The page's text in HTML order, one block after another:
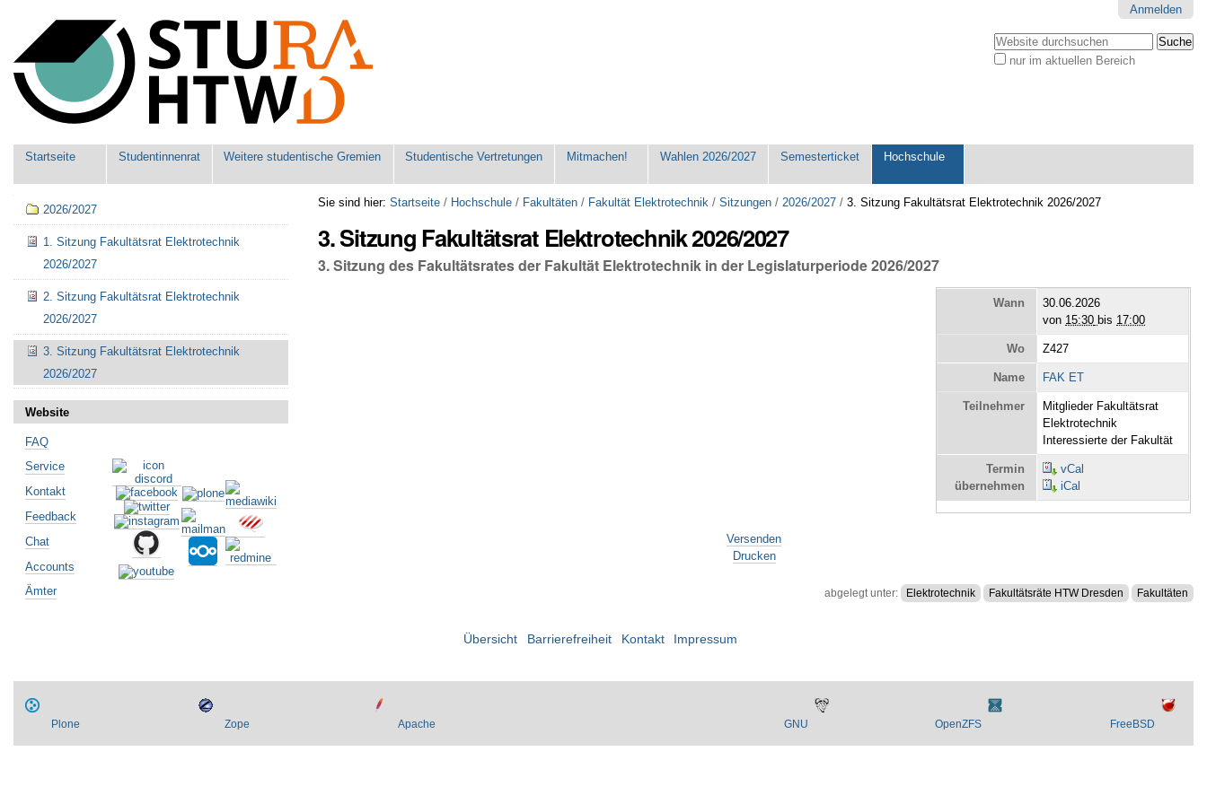
Werkzeuge
Anmelden
Website durchsuchen
nur im aktuellen Bereich
Sektionen
Startseite Studentinnenrat Weitere studentische Gremien Studentische Vertretungen Mitmachen! Wahlen 2026/2027 Semesterticket Hochschule
Sie sind hier: Startseite / Hochschule / Fakultäten / Fakultät Elektrotechnik /Sitzungen /2026/2027 /3. Sitzung Fakultätsrat Elektrotechnik 2026/2027
3. Sitzung Fakultätsrat Elektrotechnik 2026/2027
3. Sitzung des Fakultätsrates der Fakultät Elektrotechnik in der Legislaturperiode 2026/2027
Wann
30.06.2026
von 15:30 bis 17:00
Wo Z427
Name FAK ET
Teilnehmer
Mitglieder Fakultätsrat
Elektrotechnik
Interessierte der Fakultät
Termin
übernehmen
vCal
iCal
Versenden
Drucken
abgelegt unter: Elektrotechnik Fakultätsräte HTW Dresden Fakultäten
Navigation
2026/2027
1. Sitzung Fakultätsrat Elektrotechnik
2026/2027
2. Sitzung Fakultätsrat Elektrotechnik
2026/2027
3. Sitzung Fakultätsrat Elektrotechnik
2026/2027
Website
FAQ
Service
Kontakt
Feedback
Chat
Accounts
Ämter
Übersicht Barrierefreiheit Kontakt Impressum
Plone Zope Apache GNU OpenZFS FreeBSD